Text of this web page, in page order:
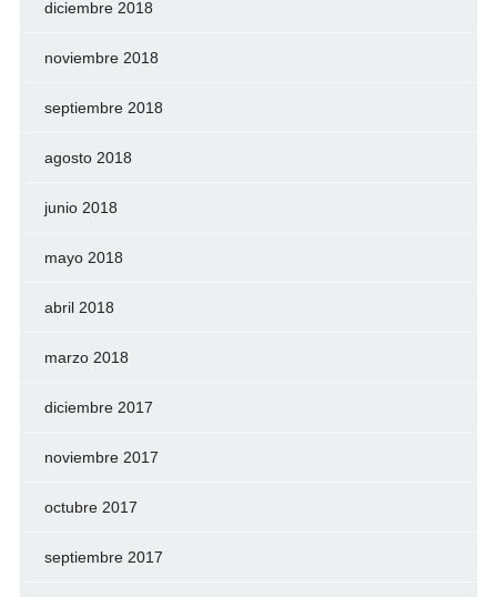
diciembre 2018
noviembre 2018
septiembre 2018
agosto 2018
junio 2018
mayo 2018
abril 2018
marzo 2018
diciembre 2017
noviembre 2017
octubre 2017
septiembre 2017